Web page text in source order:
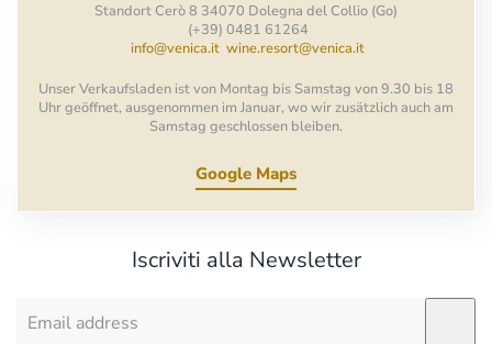
Standort Cerò 8 34070 Dolegna del Collio (Go)
(+39) 0481 61264
info@venica.it wine.resort@venica.it
Unser Verkaufsladen ist von Montag bis Samstag von 9.30 bis 18
Uhr geöffnet, ausgenommen im Januar, wo wir zusätzlich auch am
Samstag geschlossen bleiben.
Google Maps
Iscriviti alla Newsletter